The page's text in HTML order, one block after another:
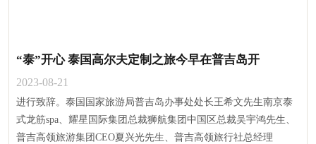
“泰”开心 泰国高尔夫定制之旅今早在普吉岛开
2023-08-21
进行致辞。泰国国家旅游局普吉岛办事处处长王希文先生南京泰
式龙筋spa、耀星国际集团总裁狮航集团中国区总裁吴宇鸿先生、
普吉高领旅游集团CEO夏兴光先生、普吉高领旅行社总经理